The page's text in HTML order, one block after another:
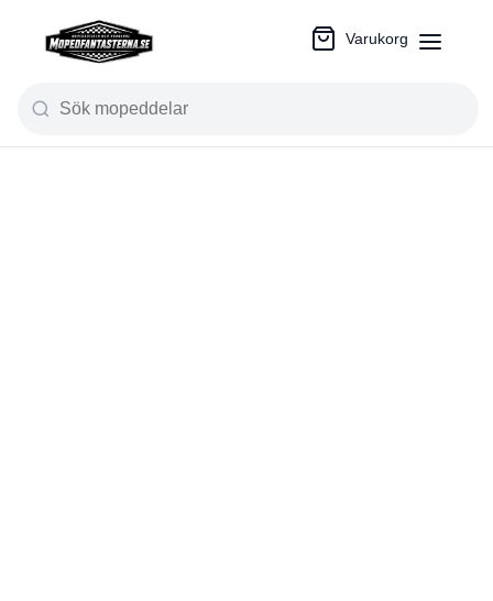
Varukorg